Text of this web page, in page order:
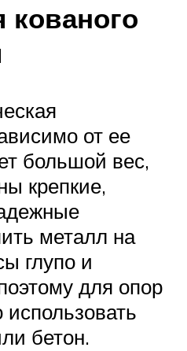
от ее
большой вес,
крепкие,
металл на
глупо и
для опор
использовать
бетон.